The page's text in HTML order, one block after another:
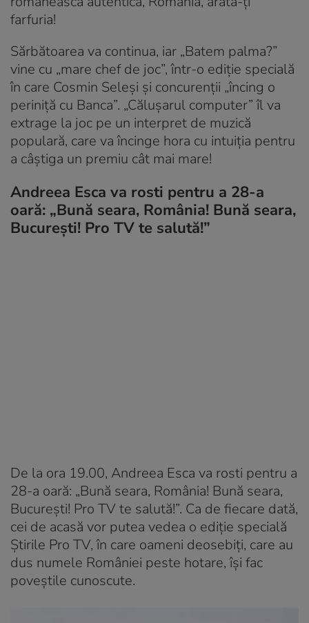
farfuria!
Sărbătoarea va continua, iar „Batem palma?”
vine cu „mare chef de joc”, într-o ediție specială
în care Cosmin Seleși și concurenții „încing o
periniță cu Banca”. „Călușarul computer” îl va
extrage la joc pe un interpret de muzică
populară, care va încinge hora cu intuiția pentru
a câștiga un premiu cât mai mare!
Andreea Esca va rosti pentru a 28-a
oară: „Bună seara, România! Bună seara,
București! Pro TV te salută!”
De la ora 19.00, Andreea Esca va rosti pentru a
28-a oară: „Bună seara, România! Bună seara,
București! Pro TV te salută!”. Ca de fiecare dată,
cei de acasă vor putea vedea o ediție specială
Știrile Pro TV, în care oameni deosebiți, care au
dus numele României peste hotare, își fac
poveștile cunoscute.